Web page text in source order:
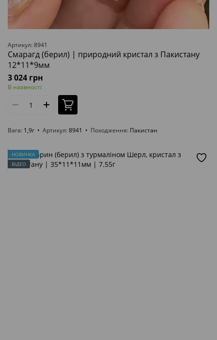
Артикул: 8941
Смарагд (берил) | природний кристал з Пакистану
12*11*9мм
3 024 грн
В наявності
Вага 1,9г Артикул 8941 Походження Пакистан
НОВИНКА
ВІДЕО